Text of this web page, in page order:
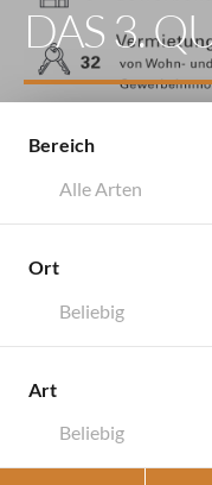
DAS 3.
Bereich
Alle Arten
Ort
Beliebig
Art
Beliebig